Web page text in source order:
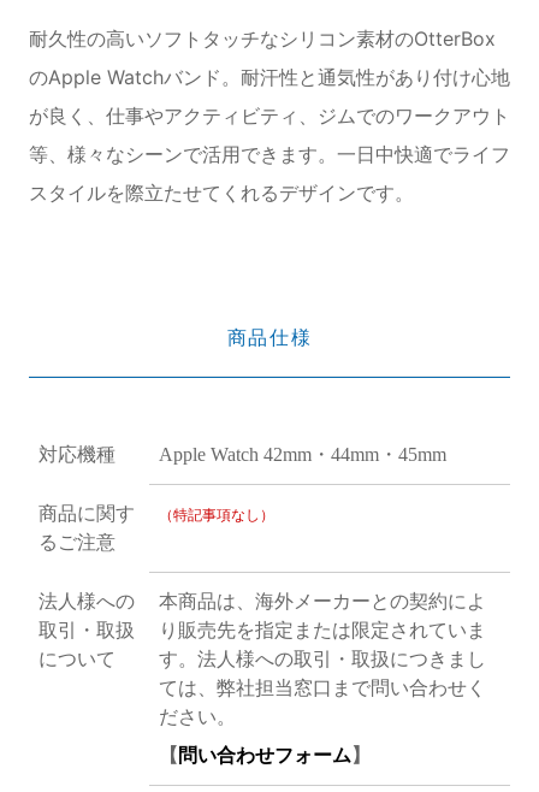
耐久性の高いソフトタッチなシリコン素材のOtterBox
のApple Watchバンド。耐汗性と通気性があり付け心地
が良く、仕事やアクティビティ、ジムでのワークアウト
等、様々なシーンで活用できます。一日中快適でライフ
スタイルを際立たせてくれるデザインです。
商品仕様
対応機種 Apple Watch 42mm・44mm・45mm
商品に関す
るご注意
（特記事項なし）
法人様への
取引・取扱
について
本商品は、海外メーカーとの契約によ
り販売先を指定または限定されていま
す。法人様への取引・取扱につきまし
ては、弊社担当窓口まで問い合わせく
ださい。
【 問い合わせフォーム 】